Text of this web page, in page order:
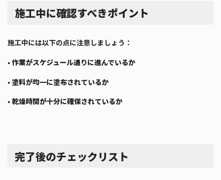
施工中に確認すべきポイント
施工中には以下の点に注意しましょう：
• 作業がスケジュール通りに進んでいるか
• 塗料が均一に塗布されているか
• 乾燥時間が十分に確保されているか
完了後のチェックリスト